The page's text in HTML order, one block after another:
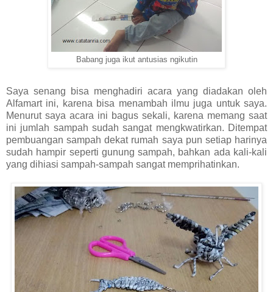
Babang juga ikut antusias ngikutin
Saya senang bisa menghadiri acara yang diadakan oleh
Alfamart ini, karena bisa menambah ilmu juga untuk saya.
Menurut saya acara ini bagus sekali, karena memang saat
ini jumlah sampah sudah sangat mengkwatirkan. Ditempat
pembuangan sampah dekat rumah saya pun setiap harinya
sudah hampir seperti gunung sampah, bahkan ada kali-kali
yang dihiasi sampah-sampah sangat memprihatinkan.